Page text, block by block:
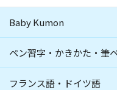
Baby Kumon
ペン習字・かきかた・筆
フランス語・ドイツ語